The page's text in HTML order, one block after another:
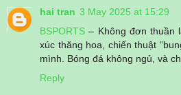
hai tran 3 May 2025 at 15:29
BSPORTS – Không đơn thuần
xúc thăng hoa, chiến thuật
mình. Bóng đá không ngủ, và
Reply